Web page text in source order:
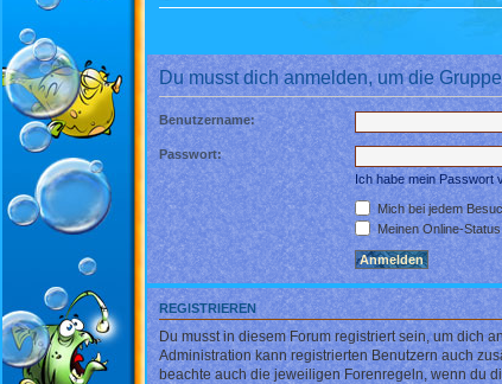
Du musst dich anmelden, um die
Benutzername:
Passwort:
Ich habe mein Passwort
Mich bei jedem
Meinen Online-
REGISTRIEREN
Du musst in diesem Forum registriert sein, um dich
Administration kann registrierten Benutzern auch
beachte auch die jeweiligen Forenregeln, wenn du